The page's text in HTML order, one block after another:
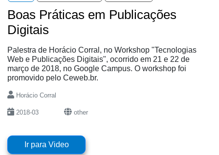
Boas Práticas em Publicações
Digitais
Palestra de Horácio Corral, no Workshop "Tecnologias
Web e Publicações Digitais", ocorrido em 21 e 22 de
março de 2018, no Google Campus. O workshop foi
promovido pelo Ceweb.br.
Horácio Corral
2018-03 other
Ir para Video